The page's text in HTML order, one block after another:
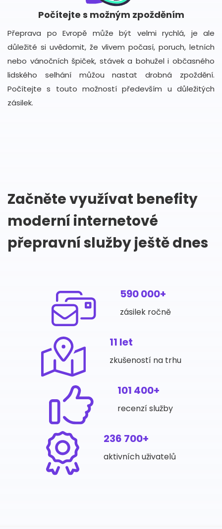
Počítejte s možným zpožděním
Přeprava po Evropě může být velmi rychlá, je ale
důležité si uvědomit, že vlivem počasí, poruch, letních
nebo vánočních špiček, stávek a bohužel i občasného
lidského selhání můžou nastat drobná zpoždění.
Počítejte s touto možností především u důležitých
zásilek.
Začněte využívat benefity
moderní internetové
přepravní služby ještě dnes
590 000+
zásilek ročně
11 let
zkušeností na trhu
101 400+
recenzí služby
236 700+
aktivních uživatelů